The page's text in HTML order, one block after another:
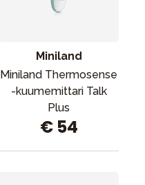
Miniland
Miniland Thermosense
-kuumemittari Talk
Plus
€ 54